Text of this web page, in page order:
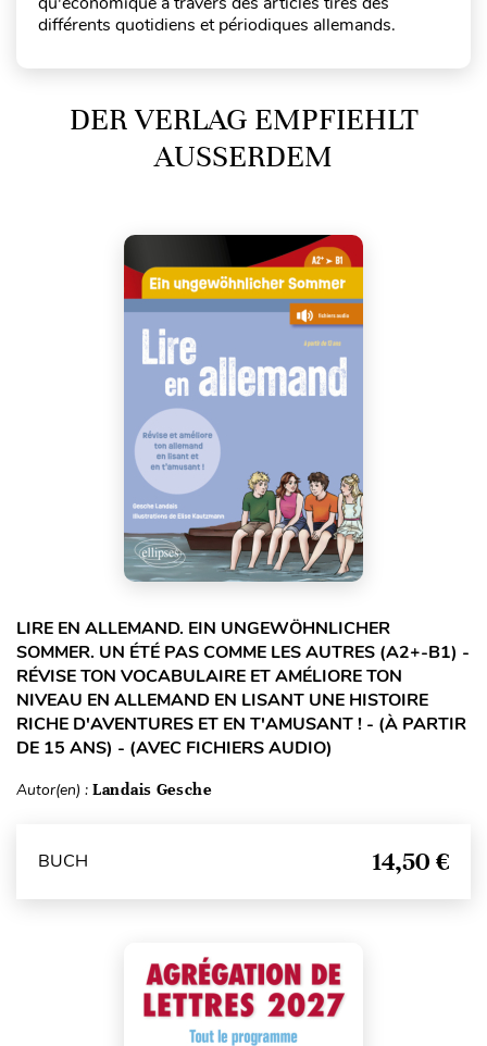
différents quotidiens et périodiques allemands.
DER VERLAG EMPFIEHLT
AUSSERDEM
LIRE EN ALLEMAND. EIN UNGEWÖHNLICHER
SOMMER. UN ÉTÉ PAS COMME LES AUTRES (A2+-B1) -
RÉVISE TON VOCABULAIRE ET AMÉLIORE TON
NIVEAU EN ALLEMAND EN LISANT UNE HISTOIRE
RICHE D'AVENTURES ET EN T'AMUSANT ! - (À PARTIR
DE 15 ANS) - (AVEC FICHIERS AUDIO)
Autor(en) : Landais Gesche
BUCH 14,50 €